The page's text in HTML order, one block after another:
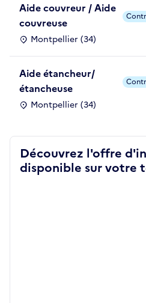
Aide couvreur / Aide
couvreuse
Montpellier (34)
Aide étancheur/
étancheuse
Montpellier (34)
Découvrez l'offre
disponible sur votre